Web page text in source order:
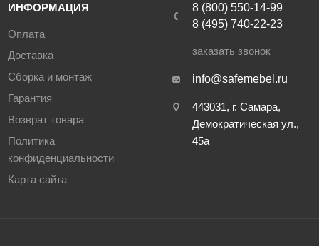
ИНФОРМАЦИЯ
Оплата
Доставка
Сборка и монтаж
Гарантия
Возврат товара
Политика
конфиденциальности
Карта сайта
8 (800) 550-14-99
8 (495) 740-22-23
заказать звонок
info@safemebel.ru
443031, г. Самара,
Демократическая ул.,
45а